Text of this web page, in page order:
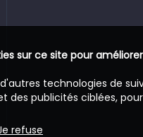
sur ce site pour
technologies de
des publicités ciblées,
refuse